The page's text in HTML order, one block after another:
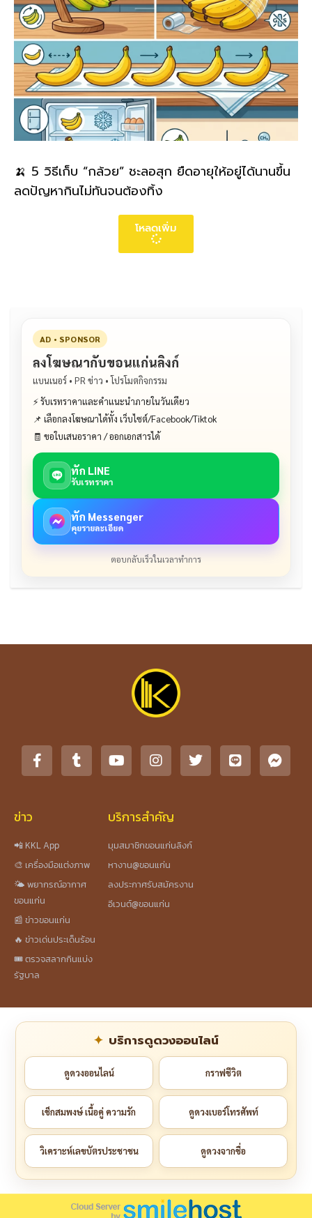
🍌 5 วิธีเก็บ “กล้วย” ชะลอสุก ยืดอายุให้อยู่ได้นานขึ้น
ลดปัญหากินไม่ทันจนต้องทิ้ง
โหลดเพิ่ม
AD • SPONSOR
ลงโฆษณากับขอนแก่นลิงก์
แบนเนอร์ • PR ข่าว • โปรโมตกิจกรรม
⚡ รับเรทราคาและคำแนะนำภายในวันเดียว
📌 เลือกลงโฆษณาได้ทั้ง เว็บไซต์/Facebook/Tiktok
🧾 ขอใบเสนอราคา / ออกเอกสารได้
ทัก LINE
รับเรทราคา
ทัก Messenger
คุยรายละเอียด
ตอบกลับเร็วในเวลาทำการ
ข่าว
📲 KKL App
🎨 เครื่องมือแต่งภาพ
🌤️ พยากรณ์อากาศ
ขอนแก่น
📰 ข่าวขอนแก่น
🔥 ข่าวเด่นประเด็นร้อน
🎟️ ตรวจสลากกินแบ่ง
รัฐบาล
บริการสำคัญ
มุมสมาชิกขอนแก่นลิงก์
หางาน@ขอนแก่น
ลงประกาศรับสมัครงาน
อีเวนต์@ขอนแก่น
บริการดูดวงออนไลน์
ดูดวงออนไลน์ กราฟชีวิต
เช็กสมพงษ์ เนื้อคู่ ความรัก ดูดวงเบอร์โทรศัพท์
วิเคราะห์เลขบัตรประชาชน ดูดวงจากชื่อ